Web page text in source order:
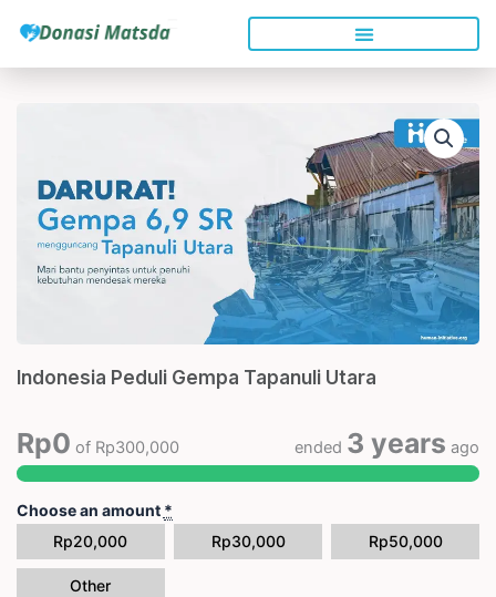
content
Indonesia Peduli Gempa Tapanuli Utara
Rp0 of Rp300,000 ended 3 years ago
Choose an amount *
Rp20,000 Rp30,000 Rp50,000
Other